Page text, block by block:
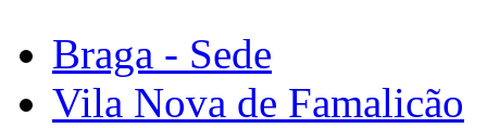
Braga - Sede
Vila Nova de Famalicão